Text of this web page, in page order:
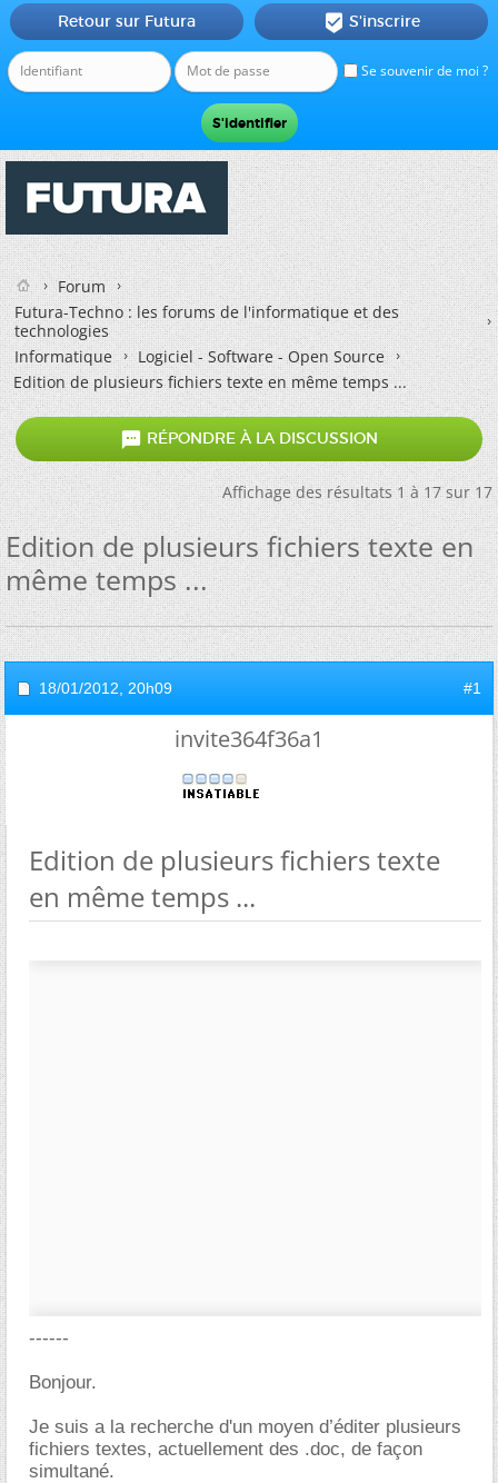
Se souvenir de moi ?
Retour sur Futura  S'inscrire
Forum
Futura-Techno : les forums de l'informatique et des
technologies
Informatique
Logiciel - Software - Open Source
Edition de plusieurs fichiers texte en même temps ...
 RÉPONDRE À LA DISCUSSION
Affichage des résultats 1 à 17 sur 17
Edition de plusieurs fichiers texte en
même temps ...
18/01/2012, 20h09 #1
invite364f36a1
Edition de plusieurs fichiers texte
en même temps ...
------
Bonjour.
Je suis a la recherche d'un moyen d’éditer plusieurs
fichiers textes, actuellement des .doc, de façon
simultané.